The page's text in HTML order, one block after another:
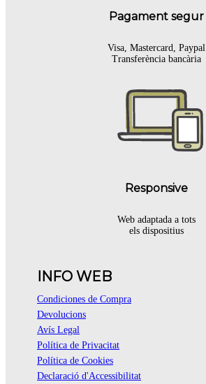
Pagament segur
Visa, Mastercard, Paypal
Transferència bancària
Responsive
Web adaptada a tots
els dispositius
INFO WEB
Condiciones de Compra
Devolucions
Avís Legal
Política de Privacitat
Política de Cookies
Declaració d'Accessibilitat